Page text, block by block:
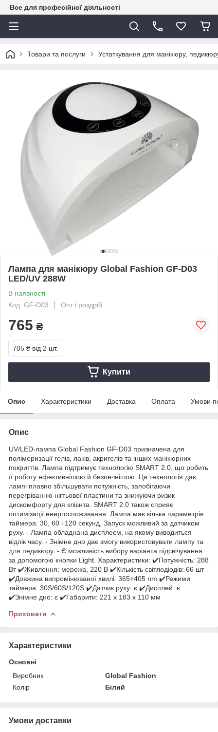
Все для професійної діяльності
Товари та послуги Устаткування для манікюру,
Лампа для манікюру Global Fashion GF-D03
LED/UV 288W
В наявності
Код: GF-D03
Опт і роздріб
765 ₴
705 ₴ від 2 шт.
Купити
Опис Характеристики Доставка Оплата Умови
Опис
UV/LED-лампа Global Fashion GF-D03 призначена для
полімеризації гелів, лаків, акригелів та інших манікюрних
покриттів. Лампа підтримує технологію SMART 2.0, що робить
її роботу ефективнішою й безпечнішою. Ця технологія дає
лампі плавно збільшувати потужність, запобігаючи
перегріванню нігтьової пластини та знижуючи ризик
дискомфорту для клієнта. SMART 2.0 також сприяє
оптимізації енергоспоживання. Лампа має кілька параметрів
таймера: 30, 60 і 120 секунд. Запуск можливий за датчиком
руху. - Лампа обладнана дисплеєм, на якому виводиться
відлік часу. - Знімне дно дає змогу використовувати лампу та
для педикюру. - Є можливість вибору варіанта підсвічування
за допомогою кнопки Light. Характеристики: ✔️Потужність: 288
Вт ✔️Живлення: мережа, 220 В ✔️Кількість світлодіодів: 66 шт
✔️Довжина випромінюваної хвилі: 365+405 nm ✔️Режими
таймера: 30S/60S/120S ✔️Датчик руху: є ✔️Дисплей: є
✔️Знімне дно: є ✔️Габарити: 221 х 183 х 110 мм
Приховати
Характеристики
Основні
Виробник
Global Fashion
Колір
Білий
Умови доставки